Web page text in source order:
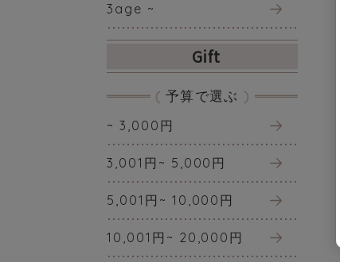
3age ~
Gift
予算で選ぶ
~ 3,000円
3,001円~ 5,000円
5,001円~ 10,000円
10,001円~ 20,000円